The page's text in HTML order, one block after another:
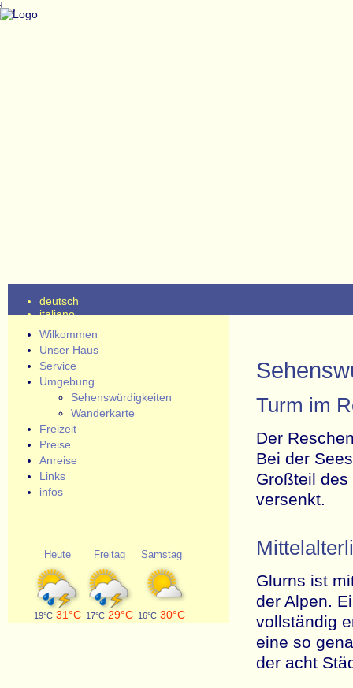
,
deutsch
italiano
Wilkommen
Unser Haus
Service
Umgebung
Sehenswürdigkeiten
Wanderkarte
Freizeit
Preise
Anreise
Links
infos
Heute
19°C 31°C
Freitag
17°C 29°C
Samstag
16°C 30°C
Turm im
Der
Bei der
Großteil
versenkt.
Glurns ist
der Alpen.
vollständig
eine so
der acht